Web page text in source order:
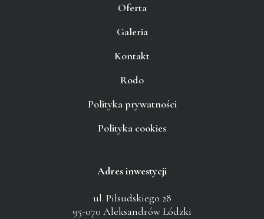
Oferta
Galeria
Kontakt
Rodo
Polityka prywatności
Polityka cookies
Adres inwestycji
ul. Piłsudskiego 28
95-070 Aleksandrów Łódzki